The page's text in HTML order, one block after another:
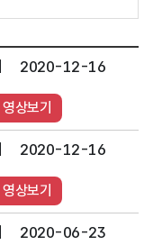
2020-12-16
영상보기
2020-12-16
영상보기
2020-06-23